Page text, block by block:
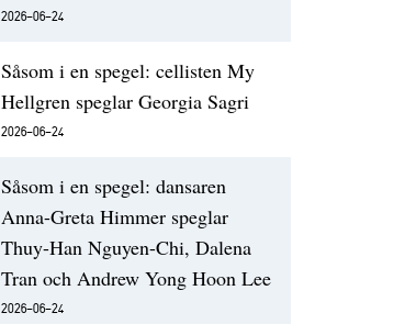
2026-06-24
Såsom i en spegel: cellisten My
Hellgren speglar Georgia Sagri
2026-06-24
Såsom i en spegel: dansaren
Anna-Greta Himmer speglar
Thuy-Han Nguyen-Chi, Dalena
Tran och Andrew Yong Hoon Lee
2026-06-24